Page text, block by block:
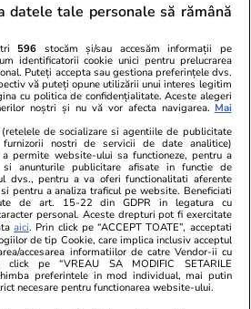
Exclusiv
19 iul.
zi de
19 iul.
datele tale personale să rămână
596 stocăm și/sau accesăm informații pe
identificatorii cookie unici pentru prelucrarea
Puteți accepta sau gestiona preferințele dvs.
vă puteți opune utilizării unui interes legitim
cu politica de confidențialitate. Aceste alegeri
noștri și nu vă vor afecta navigarea. Mai
de socializare si agentiile de publicitate
nostri de servicii de date analitice)
permite website-ului sa functioneze, pentru a
si anunturile publicitare afisate in functie de
dvs., pentru a va oferi functionalitati aferente
pentru a analiza traficul pe website. Beneficiati
de art. 15-22 din GDPR in legatura cu
personal. Aceste drepturi pot fi exercitate
aici. Prin click pe “ACCEPT TOATE”, acceptati
de tip Cookie, care implica inclusiv acceptul
accesarea informatiilor de catre Vendor-ii cu
click pe “VREAU SA MODIFIC SETARILE
preferintele in mod individual, mai putin
necesare pentru functionarea website-ului.